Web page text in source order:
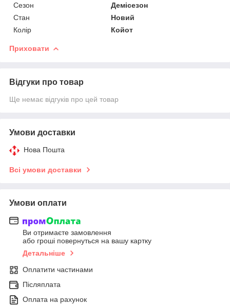
Сезон
Демісезон
Стан
Новий
Колір
Койот
Приховати
Відгуки про товар
Ще немає відгуків про цей товар
Умови доставки
Нова Пошта
Всі умови доставки
Умови оплати
Ви отримаєте замовлення
або гроші повернуться на вашу картку
Детальніше
Оплатити частинами
Післяплата
Оплата на рахунок